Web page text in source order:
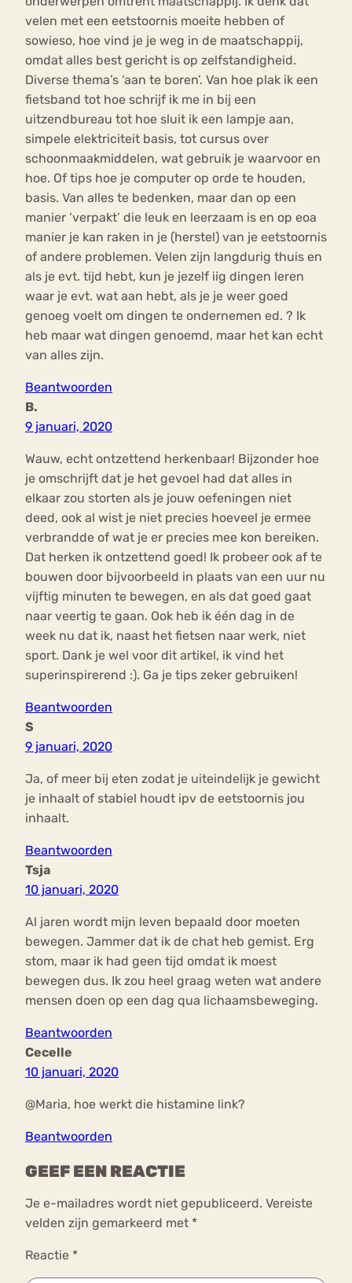
velen met een eetstoornis moeite hebben of
sowieso, hoe vind je je weg in de maatschappij,
omdat alles best gericht is op zelfstandigheid.
Diverse thema’s ‘aan te boren’. Van hoe plak ik een
fietsband tot hoe schrijf ik me in bij een
uitzendbureau tot hoe sluit ik een lampje aan,
simpele elektriciteit basis, tot cursus over
schoonmaakmiddelen, wat gebruik je waarvoor en
hoe. Of tips hoe je computer op orde te houden,
basis. Van alles te bedenken, maar dan op een
manier ‘verpakt’ die leuk en leerzaam is en op eoa
manier je kan raken in je (herstel) van je eetstoornis
of andere problemen. Velen zijn langdurig thuis en
als je evt. tijd hebt, kun je jezelf iig dingen leren
waar je evt. wat aan hebt, als je je weer goed
genoeg voelt om dingen te ondernemen ed. ? Ik
heb maar wat dingen genoemd, maar het kan echt
van alles zijn.
Beantwoorden
B.
9 januari, 2020
Wauw, echt ontzettend herkenbaar! Bijzonder hoe
je omschrijft dat je het gevoel had dat alles in
elkaar zou storten als je jouw oefeningen niet
deed, ook al wist je niet precies hoeveel je ermee
verbrandde of wat je er precies mee kon bereiken.
Dat herken ik ontzettend goed! Ik probeer ook af te
bouwen door bijvoorbeeld in plaats van een uur nu
vijftig minuten te bewegen, en als dat goed gaat
naar veertig te gaan. Ook heb ik één dag in de
week nu dat ik, naast het fietsen naar werk, niet
sport. Dank je wel voor dit artikel, ik vind het
superinspirerend :). Ga je tips zeker gebruiken!
Beantwoorden
S
9 januari, 2020
Ja, of meer bij eten zodat je uiteindelijk je gewicht
je inhaalt of stabiel houdt ipv de eetstoornis jou
inhaalt.
Beantwoorden
Tsja
10 januari, 2020
Al jaren wordt mijn leven bepaald door moeten
bewegen. Jammer dat ik de chat heb gemist. Erg
stom, maar ik had geen tijd omdat ik moest
bewegen dus. Ik zou heel graag weten wat andere
mensen doen op een dag qua lichaamsbeweging.
Beantwoorden
Cecelle
10 januari, 2020
@Maria, hoe werkt die histamine link?
Beantwoorden
GEEF EEN REACTIE
Je e-mailadres wordt niet gepubliceerd. Vereiste
velden zijn gemarkeerd met *
Reactie *